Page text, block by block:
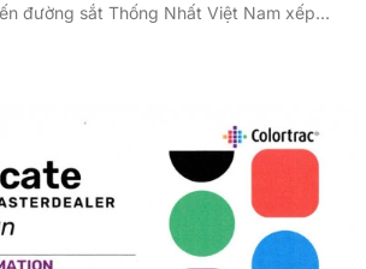
đường sắt Thống Nhất Việt Nam xếp...